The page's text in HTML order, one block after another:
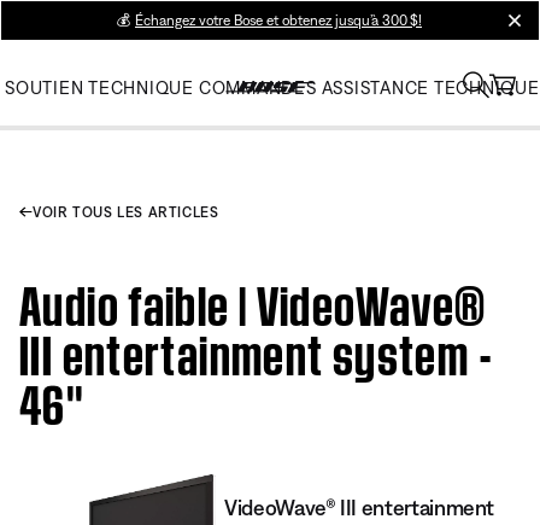
💰 Échangez votre Bose et obtenez jusqu’à 300 $!
SOUTIEN TECHNIQUE COMMANDES ASSISTANCE TECHNIQUE
VOIR TOUS LES ARTICLES
Audio faible | VideoWave®
III entertainment system -
46''
VideoWave® III entertainment